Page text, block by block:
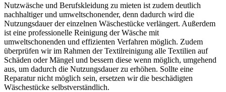
Nutzwäsche und Berufskleidung zu mieten ist zudem deutlich
nachhaltiger und umweltschonender, denn dadurch wird die
Nutzungsdauer der einzelnen Wäschestücke verlängert. Außerdem
ist eine professionelle Reinigung der Wäsche mit
umweltschonenden und effizienten Verfahren möglich. Zudem
überprüfen wir im Rahmen der Textilreinigung alle Textilien auf
Schäden oder Mängel und bessern diese wenn möglich, umgehend
aus, um dadurch die Nutzungsdauer zu erhöhen. Sollte eine
Reparatur nicht möglich sein, ersetzen wir die beschädigten
Wäschestücke selbstverständlich.